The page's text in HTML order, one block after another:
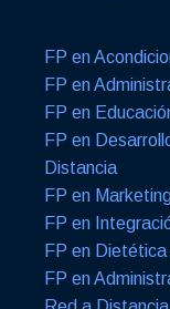
FP en
FP en
FP en
FP en
Distancia
FP en
FP en
FP en
FP en